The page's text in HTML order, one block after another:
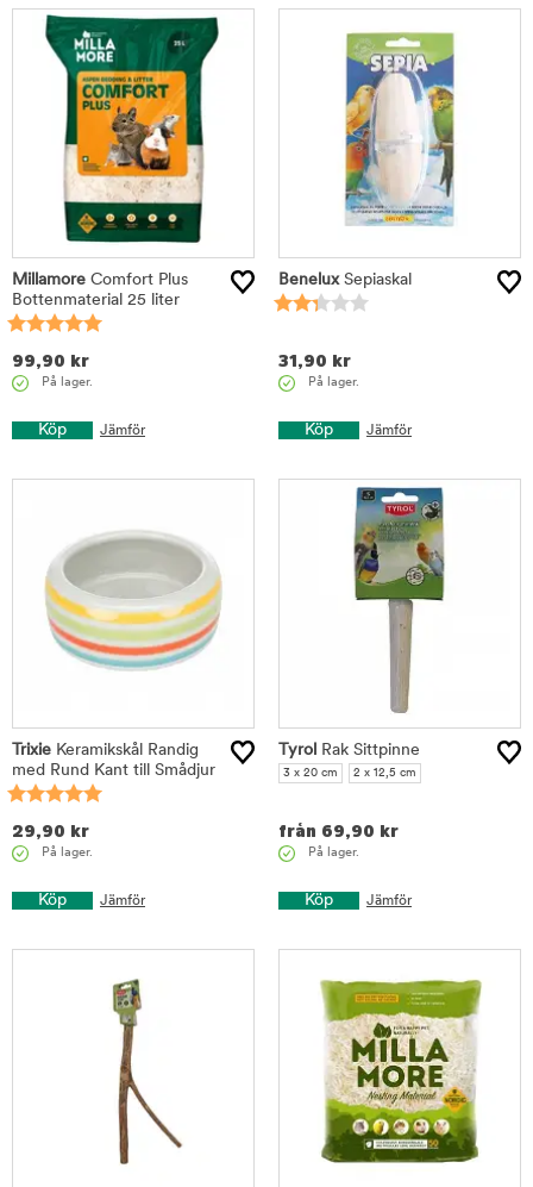
Millamore Comfort Plus
Bottenmaterial 25 liter
99,90 kr
På lager.
Köp Jämför
BeneluxSepiaskal
31,90 kr
På lager.
Köp Jämför
Trixie Keramikskål Randig
med Rund Kant till Smådjur
29,90 kr
På lager.
Köp Jämför
Tyrol Rak Sittpinne
3 x 20 cm 2 x 12,5 cm
från 69,90 kr
På lager.
Köp Jämför